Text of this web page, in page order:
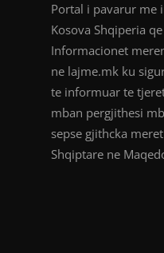
Portal i pavarur me
Kosova Shqiperia
Informacionet
ne lajme.mk ku
te informuar te
mban pergjithesi
sepse gjithcka
Shqiptare ne